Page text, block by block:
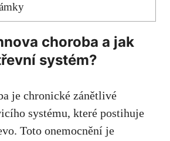
choroba a jak
systém?
⁣je chronické zánětlivé
systému, ‍které postihuje
Toto onemocnění je